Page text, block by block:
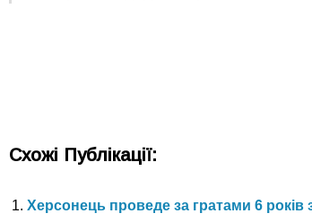
Схожі Публікації:
Херсонець проведе за гратами 6 років